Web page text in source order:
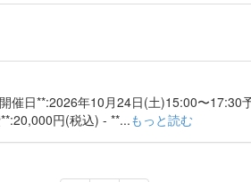
催日**:2026年10月24日(土)15:00〜17:30
円(税込) - **...もっと読む